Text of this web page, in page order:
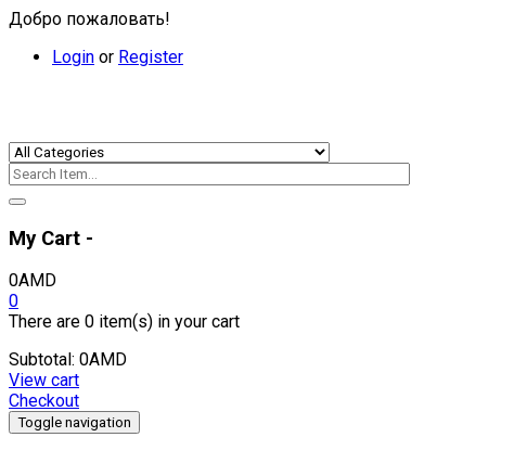
Добро пожаловать!
Login or Register
My Cart -
0AMD
0
There are 0 item(s) in your cart
Subtotal: 0AMD
View cart
Checkout
Toggle navigation